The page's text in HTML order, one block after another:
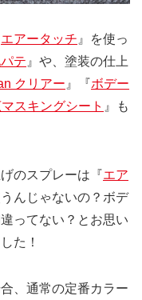
エアータッチ 』を使っ
テ 』や、塗装の仕上
クリアー 』『ボデー
スキングシート 』も
のスプレーは『エア
うんじゃないの？ボデ
ってない？とお思い
た！
、通常の定番カラー